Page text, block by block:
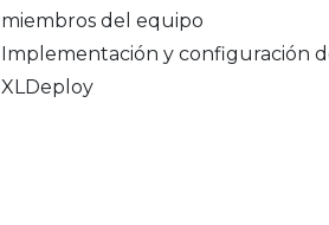
miembros del equipo
Implementación y configuración
XLDeploy